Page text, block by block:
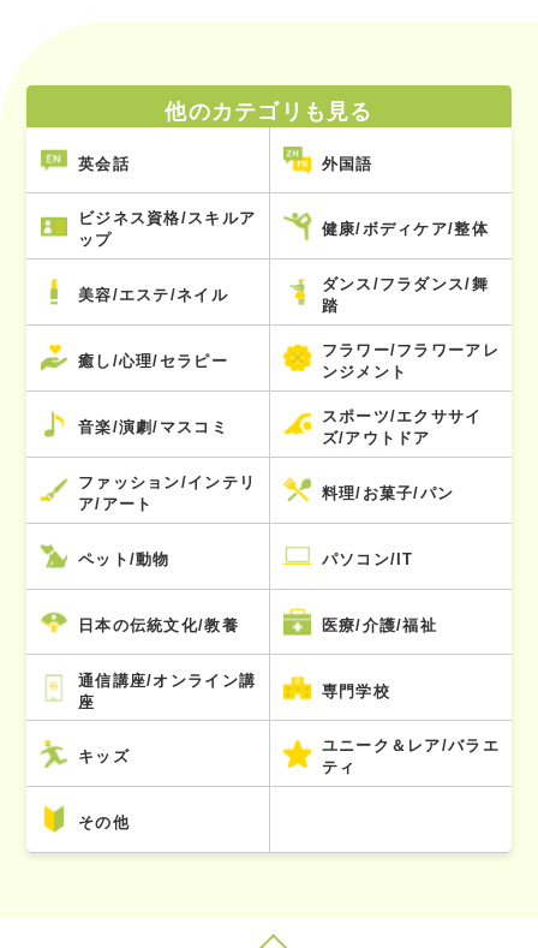
他のカテゴリも見る
英会話 外国語
ビジネス資格/スキルア
ップ
健康/ボディケア/整体
美容/エステ/ネイル
ダンス/フラダンス/舞
踏
癒し/心理/セラピー
フラワー/フラワーアレ
ンジメント
音楽/演劇/マスコミ
スポーツ/エクササイ
ズ/アウトドア
ファッション/インテリ
ア/アート
料理/お菓子/パン
ペット/動物 パソコン/IT
日本の伝統文化/教養 医療/介護/福祉
通信講座/オンライン講
座
専門学校
キッズ
ユニーク＆レア/バラエ
ティ
その他